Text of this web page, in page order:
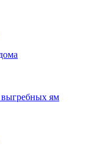
выгребных ям